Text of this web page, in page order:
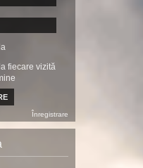
fiecare vizită
Înregistrare